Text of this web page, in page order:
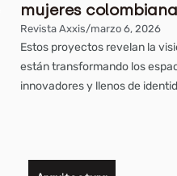
mujeres
Revista Axxis/marzo 6, 2026
Estos proyectos revelan la
están transformando los
innovadores y llenos de